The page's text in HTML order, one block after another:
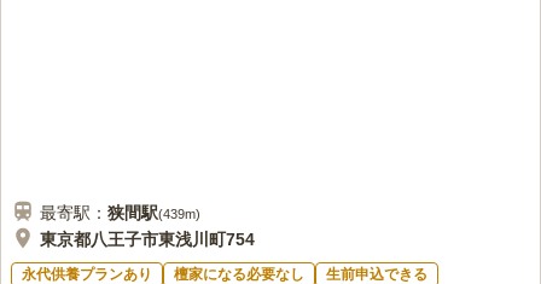
最寄駅： 狭間駅(439m)
東京都八王子市東浅川町754
永代供養プランあり 檀家になる必要なし
生前申込できる